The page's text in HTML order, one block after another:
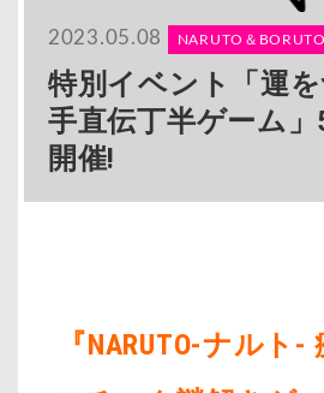
2023.05.08 NARUTO＆
特別イベント「運
手直伝丁半ゲーム」
開催!
『NARUTO-ナルト